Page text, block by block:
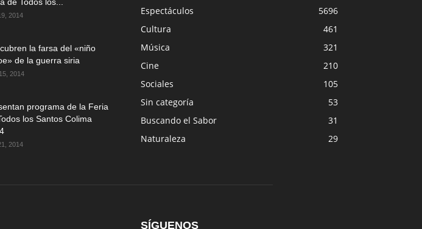
2014
la farsa del «niño
de la guerra siria
2014
programa de la Feria
los Santos Colima
2014
Espectáculos
5696
Cultura
461
Música
321
Cine
210
Sociales
105
Sin categoría
53
Buscando el Sabor
31
Naturaleza
29
SÍGUENOS